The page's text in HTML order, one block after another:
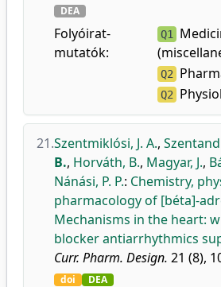
DEA
Folyóirat-
mutatók:
Q1
Q2
Q2
21.Szentmiklósi, J. A.,
B., Horváth, B., Magyar, J.,
Nánási, P. P.: Chemistry,
pharmacology of [béta]-
Mechanisms in the heart:
blocker antiarrhythmics
Curr. Pharm. Design. 21 (8),
doi DEA